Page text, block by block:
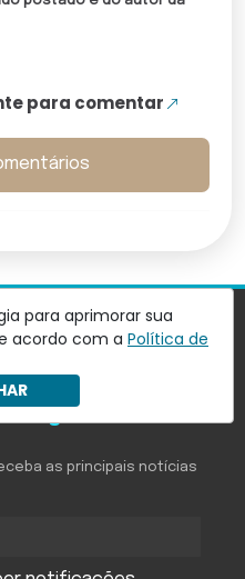
para comentar
para aprimorar sua
acordo com a Política de
as principais notícias